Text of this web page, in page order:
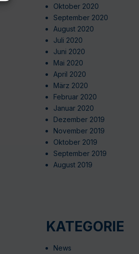
Oktober 2020
September 2020
August 2020
Juli 2020
Juni 2020
Mai 2020
April 2020
März 2020
Februar 2020
Januar 2020
Dezember 2019
November 2019
Oktober 2019
September 2019
August 2019
KATEGORIE
News